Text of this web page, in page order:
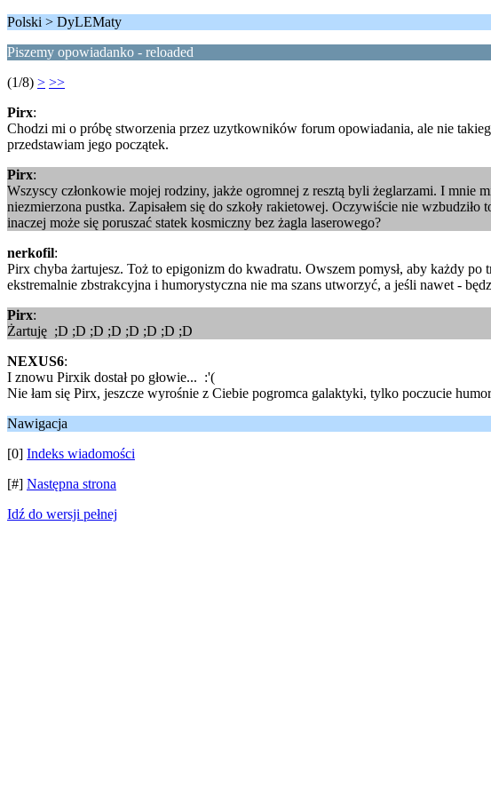
Polski > DyLEMaty
Piszemy opowiadanko - reloaded
(1/8) > >>
Pirx:
Chodzi mi o próbę stworzenia przez uzytkowników forum opowiadania, ale nie
przedstawiam jego początek.
Pirx:
Wszyscy członkowie mojej rodziny, jakże ogromnej z resztą byli żeglarzami. I mnie
niezmierzona pustka. Zapisałem się do szkoły rakietowej. Oczywiście nie
inaczej może się poruszać statek kosmiczny bez żagla laserowego?
nerkofil:
Pirx chyba żartujesz. Toż to epigonizm do kwadratu. Owszem pomysł, aby każdy
ekstremalnie zbstrakcyjna i humorystyczna nie ma szans utworzyć, a jeśli nawet -
Pirx:
Żartuję ;D ;D ;D ;D ;D ;D ;D ;D
NEXUS6:
I znowu Pirxik dostał po głowie... :'(
Nie łam się Pirx, jeszcze wyrośnie z Ciebie pogromca galaktyki, tylko poczucie
Nawigacja
[0] Indeks wiadomości
[#] Następna strona
Idź do wersji pełnej